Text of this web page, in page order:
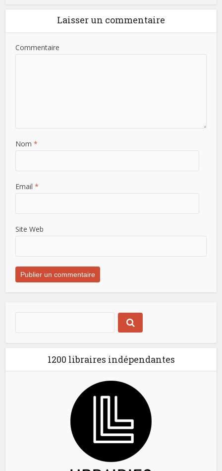
Laisser un commentaire
Commentaire
Nom *
Email *
Site Web
1200 libraires indépendantes